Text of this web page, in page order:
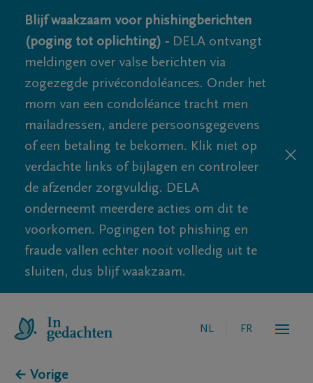
Blijf waakzaam voor phishingberichten
(poging tot oplichting) - DELA ontvangt
meldingen over valse berichten via
zogezegde privécondoléances. Onder het
mom van een condoléance tracht men
mailadressen, andere persoonsgegevens
of een betaling te bekomen. Klik niet op
verdachte links of bijlagen en controleer
de afzender zorgvuldig. DELA
onderneemt meerdere acties om dit te
voorkomen. Pogingen tot phishing en
fraude vallen echter nooit volledig uit te
sluiten, dus blijf waakzaam.
NL FR
← Vorige